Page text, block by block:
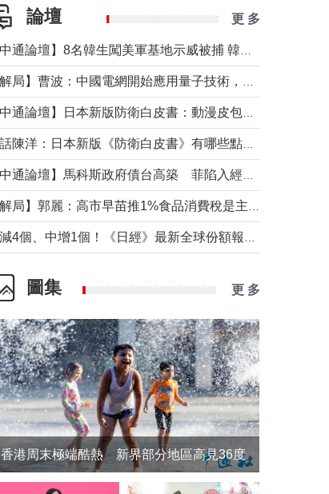
論壇 更 多
圖集 更 多
香港周末極端酷熱 新界部分地區高見36度